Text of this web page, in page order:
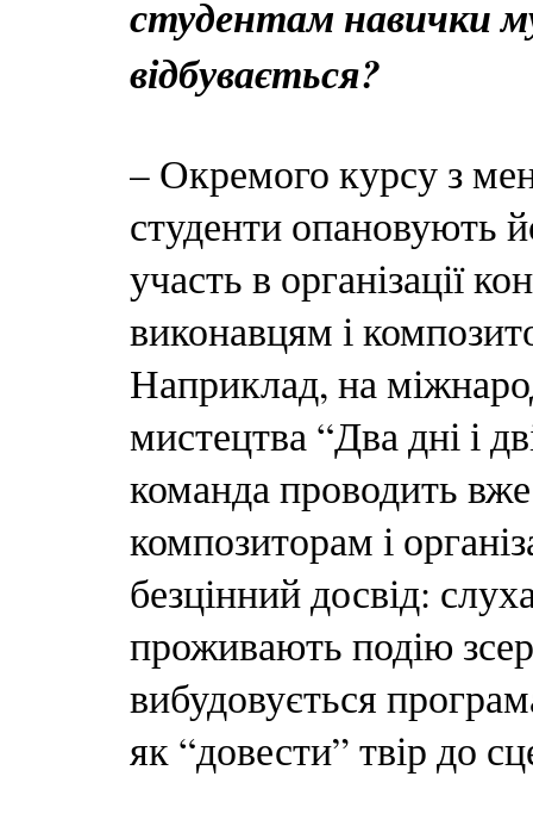
студентам навички
відбувається?
– Окремого курсу з
студенти опановують
участь в організації
виконавцям і
Наприклад, на
мистецтва “Два дні і
команда проводить
композиторам і
безцінний досвід:
проживають подію
вибудовується
як “довести” твір до